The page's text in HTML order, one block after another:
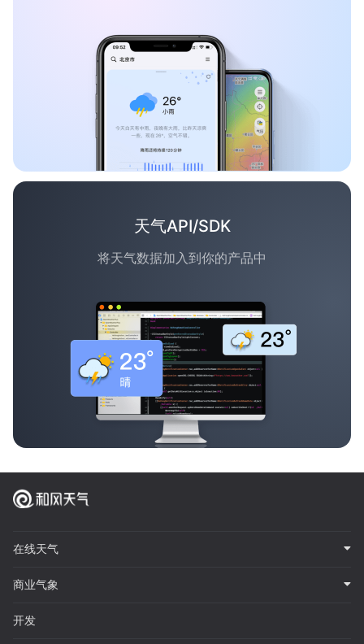
天气API/SDK
将天气数据加入到你的产品中
在线天气
商业气象
开发